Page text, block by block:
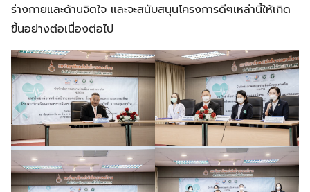
ร่างกายและด้านจิตใจ และจะสนับสนุนโครงการดีๆเหล่านี้ให้เกิด
ขึ้นอย่างต่อเนื่องต่อไป